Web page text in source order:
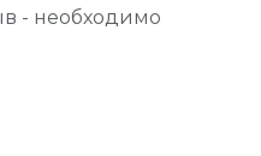
- необходимо